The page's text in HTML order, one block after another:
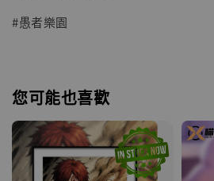
#愚者樂園
您可能也喜歡